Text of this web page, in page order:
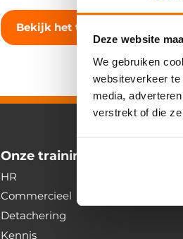
Deze website
We gebruiken
websiteverkeer
media,
verstrekt of die
Bekijk het team
Onze trainingen &
HR
Commercieel
Detachering
Kennis